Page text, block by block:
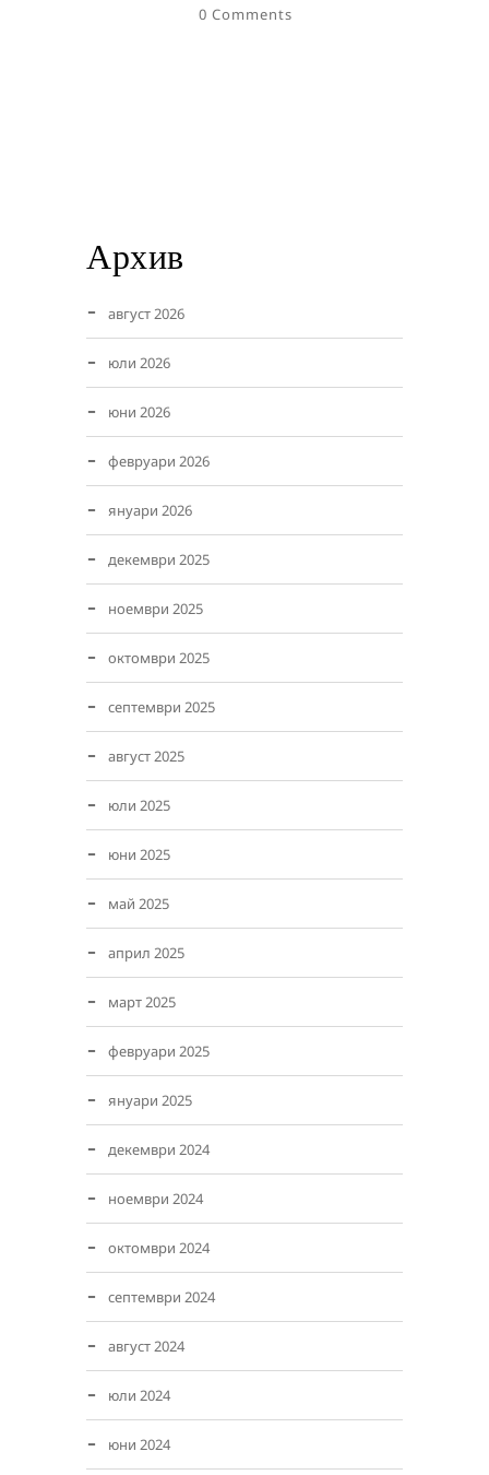
0 Comments
Архив
август 2026
юли 2026
юни 2026
февруари 2026
януари 2026
декември 2025
ноември 2025
октомври 2025
септември 2025
август 2025
юли 2025
юни 2025
май 2025
април 2025
март 2025
февруари 2025
януари 2025
декември 2024
ноември 2024
октомври 2024
септември 2024
август 2024
юли 2024
юни 2024